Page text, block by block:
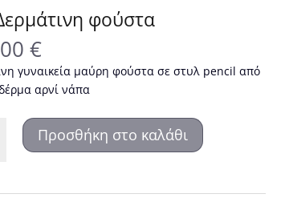
φούστα
€
γυναικεία μαύρη φούστα σε στυλ pencil από
αρνί νάπα
Προσθήκη στο καλάθι